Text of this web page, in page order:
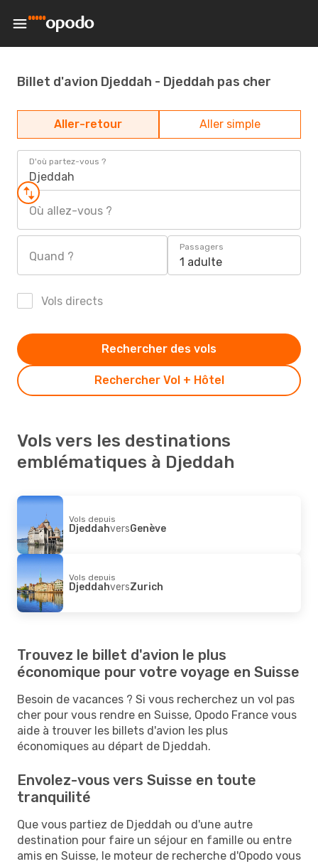
Billet d'avion Djeddah - Djeddah pas cher
Aller-retour Aller simple
D'où partez-vous ?
Djeddah
Où allez-vous ?
Quand ?
Passagers
1 adulte
Vols directs
Rechercher Vol + Hôtel
Rechercher des vols
Vols vers les destinations
emblématiques à Djeddah
Vols depuis
DjeddahversGenève
Vols depuis
DjeddahversZurich
Trouvez le billet d'avion le plus
économique pour votre voyage en Suisse
Besoin de vacances ? Si vous recherchez un vol pas
cher pour vous rendre en Suisse, Opodo France vous
aide à trouver les billets d'avion les plus
économiques au départ de Djeddah.
Envolez-vous vers Suisse en toute
tranquilité
Que vous partiez de Djeddah ou d'une autre
destination pour faire un séjour en famille ou entre
amis en Suisse, le moteur de recherche d'Opodo vous